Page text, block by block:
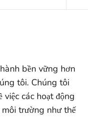
bền vững hơn
tôi. Chúng tôi
các hoạt động
trường như thế